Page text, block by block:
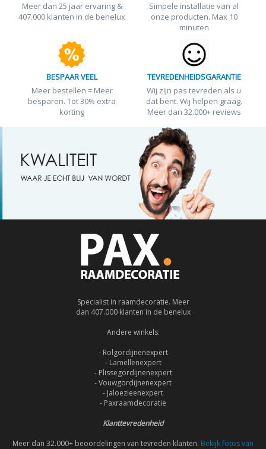
Meer dan 25 jaar ervaring &
407.000 klanten in de benelux
Simpele installatie van al
onze producten. Max 10
minuten
BESPAAR VEEL
Meer bestellen = Meer
besparen. Tot 30% extra
korting
TEVREDENHEIDSGARANTIE
Wij zijn pas tevreden als u
dat bent. Wij helpen graag.
Meer dan 32.000+ reviews
Specialist in raamdecoratie. Meer
dan 407.000 klanten in de benelux
Andere winkels:
- Rolgordijnenexpert
- Lamellenexpert
- Plissegordijnenexpert
- Vouwgordijnenexpert
- Jaloezieenexpert
- Paxraamdecoratie
Klanttevredenheid
Meer dan 32.000+ beoordelingen van tevreden klanten. Bekijk fotos van